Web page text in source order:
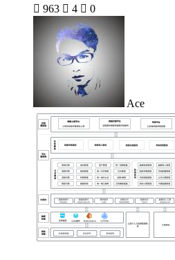
 963  4  0
Ace